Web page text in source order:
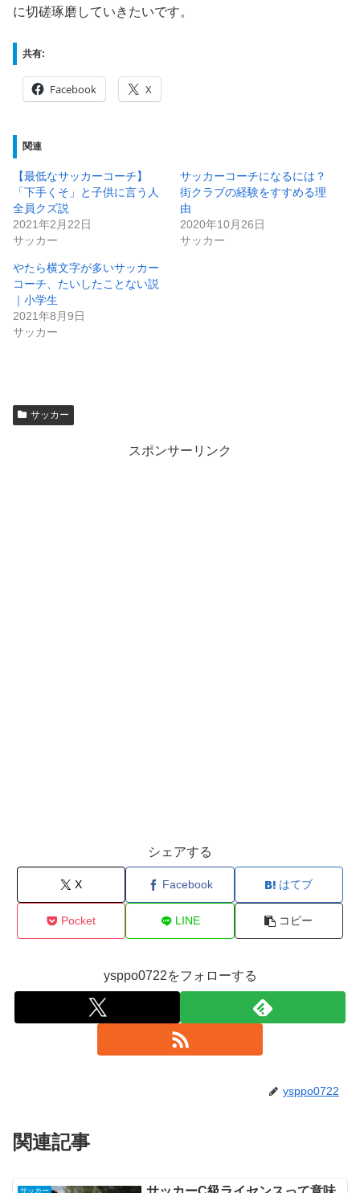
に切磋琢磨していきたいです。
共有:
Facebook X
関連
【最低なサッカーコーチ】
「下手くそ」と子供に言う人
全員クズ説
2021年2月22日
サッカー
サッカーコーチになるには？
街クラブの経験をすすめる理
由
2020年10月26日
サッカー
やたら横文字が多いサッカー
コーチ、たいしたことない説
｜小学生
2021年8月9日
サッカー
サッカー
スポンサーリンク
シェアする
X Facebook はてブ
Pocket LINE コピー
ysppo0722をフォローする
ysppo0722
関連記事
サッカー